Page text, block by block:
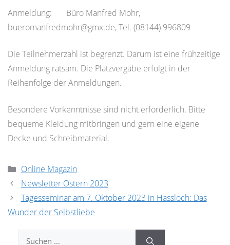
Anmeldung: Büro Manfred Mohr,
bueromanfredmohr@gmx.de, Tel. (08144) 996809
Die Teilnehmerzahl ist begrenzt. Darum ist eine frühzeitige
Anmeldung ratsam. Die Platzvergabe erfolgt in der
Reihenfolge der Anmeldungen.
Besondere Vorkenntnisse sind nicht erforderlich. Bitte
bequeme Kleidung mitbringen und gern eine eigene
Decke und Schreibmaterial.
Kategorien
Online Magazin
Newsletter Ostern 2023
Tagesseminar am 7. Oktober 2023 in Hassloch: Das
Wunder der Selbstliebe
Suchen